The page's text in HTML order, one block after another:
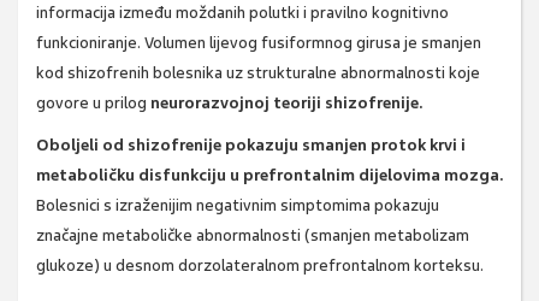
informacija između moždanih polutki i pravilno kognitivno
funkcioniranje. Volumen lijevog fusiformnog girusa je smanjen
kod shizofrenih bolesnika uz strukturalne abnormalnosti koje
govore u prilog neurorazvojnoj teoriji shizofrenije.
Oboljeli od shizofrenije pokazuju smanjen protok krvi i
metaboličku disfunkciju u prefrontalnim dijelovima mozga.
Bolesnici s izraženijim negativnim simptomima pokazuju
značajne metaboličke abnormalnosti (smanjen metabolizam
glukoze) u desnom dorzolateralnom prefrontalnom korteksu.